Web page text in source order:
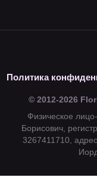
Политика
© 2012-2026
Физическое
Борисович,
3267411710,